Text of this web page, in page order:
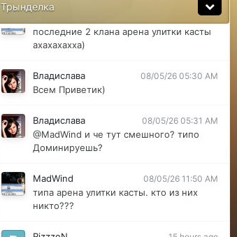
Трынделка
08/04/26 08:56 PM
последние 2 клана арена улитки касты
ахахахахха)
Владислава 08/05/26 05:30 AM
Всем Приветик)
Владислава 08/05/26 05:31 AM
@MadWind и че тут смешного? типо
Доминируешь?
MadWind 08/05/26 11:50 AM
типа арена улитки касты. кто из них
никто???
Powered by Invision Community